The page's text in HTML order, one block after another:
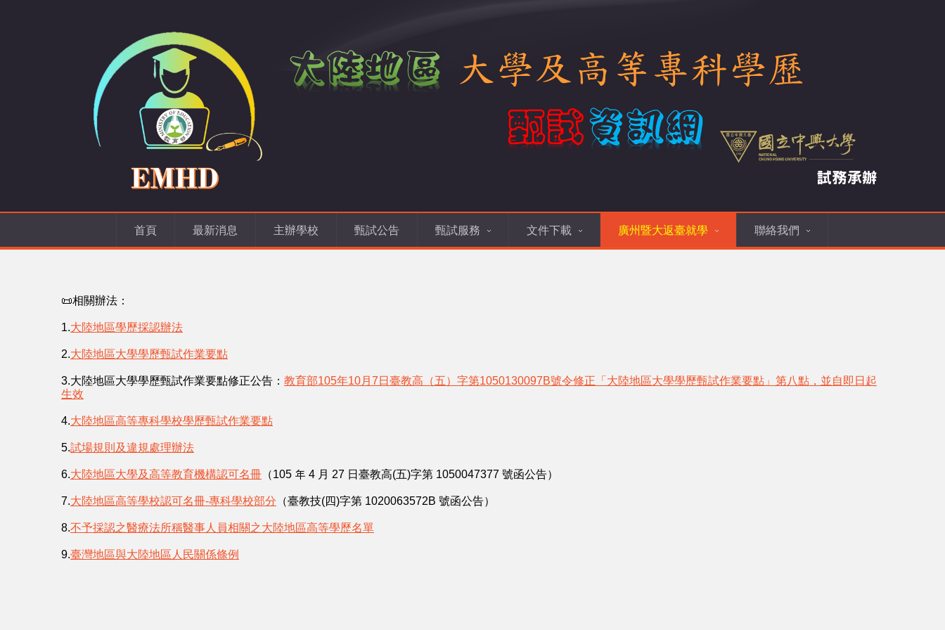
首頁 最新消息 主辦學校 甄試公告 甄試服務 文件下載 廣州暨大返臺就學 聯絡我們
📜相關辦法：
1.大陸地區學歷採認辦法
2.大陸地區大學學歷甄試作業要點
3.大陸地區大學學歷甄試作業要點修正公告： 教育部105年10月7日臺教高（五）字第1050130097B號令修正「大陸地區大學學歷甄試作業要點」第八點，並自即日起
生效
4.大陸地區高等專科學校學歷甄試作業要點
5.試場規則及違規處理辦法
6.大陸地區大學及高等教育機構認可名冊 （105 年 4 月 27 日臺教高(五)字第 1050047377 號函公告）
7.大陸地區高等學校認可名冊-專科學校部分 （臺教技(四)字第 1020063572B 號函公告）
8.不予採認之醫療法所稱醫事人員相關之大陸地區高等學歷名單
9.臺灣地區與大陸地區人民關係條例